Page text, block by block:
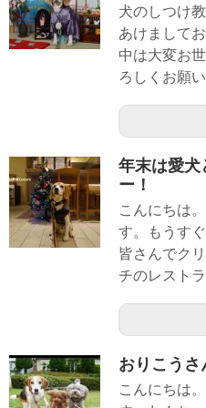
犬のしつけ
あけまして
中は大変お
ろしくお願
年末は愛犬
ー！
こんにちは
す。もうす
皆さんでク
チのレスト
おりこうさ
こんにちは